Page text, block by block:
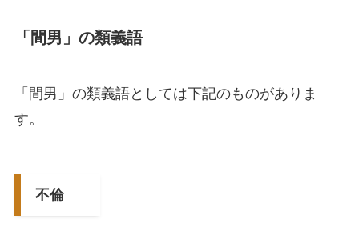
「間男」の類義語
「間男」の類義語としては下記のものがありま
す。
不倫